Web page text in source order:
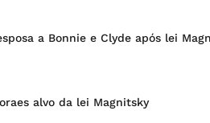
a Bonnie e Clyde após lei
alvo da lei Magnitsky